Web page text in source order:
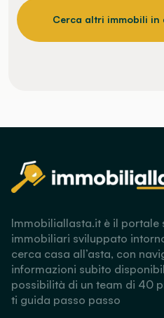
Cerca altri immobili in
Immobiliallasta.it è il portale
immobiliari sviluppato
cerca casa all’asta, con
informazioni subito
possibilità di un team di 40
ti guida passo passo